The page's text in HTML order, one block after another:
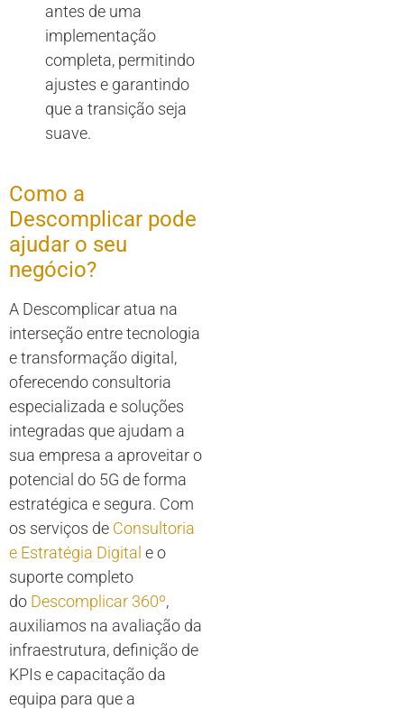
antes de uma
implementação
completa, permitindo
ajustes e garantindo
que a transição seja
suave.
Como a
Descomplicar pode
ajudar o seu
negócio?
A Descomplicar atua na
interseção entre tecnologia
e transformação digital,
oferecendo consultoria
especializada e soluções
integradas que ajudam a
sua empresa a aproveitar o
potencial do 5G de forma
estratégica e segura. Com
os serviços de Consultoria
e Estratégia Digital e o
suporte completo
do Descomplicar 360º,
auxiliamos na avaliação da
infraestrutura, definição de
KPIs e capacitação da
equipa para que a